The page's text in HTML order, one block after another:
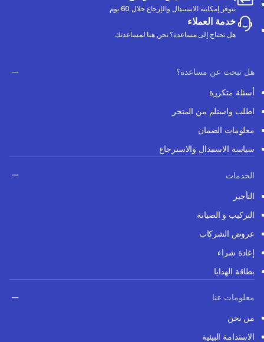
تتوفر إمكانية الاستبدال والإرجاع خلال 60 يوم
خدمة العملاء
هل تحتاج إلى مساعدة؟ نحن هنا لمساعدتك
هل تبحث عن مساعدة؟
أسئلة متكررة
اطلب واستلم من المتجر
معلومات الضمان
سياسة الاستبدال والاسترجاع
الخدمات
التأجير
التركيب و الصيانة
عروض الشركات
إعادة شراء
بطاقة الهدايا
معلومات عنا
من نحن
الاستدامة البيئية